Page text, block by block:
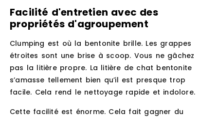
Facilité d'entretien avec des
propriétés d'agroupement
Clumping est où la bentonite brille. Les grappes
étroites sont une brise à scoop. Vous ne gâchez
pas la litière propre. La litière de chat bentonite
s’amasse tellement bien qu’il est presque trop
facile. Cela rend le nettoyage rapide et indolore.
Cette facilité est énorme. Cela fait gagner du